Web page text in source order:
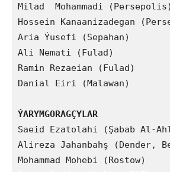
Milad  Mohammadi (Persepolis)
Hossein Kanaanizadegan
Aria Ýusefi (Sepahan)
Ali Nemati (Fulad)
Ramin Rezaeian (Fulad)
Danial Eiri (Malawan)
ÝARYMGORAGÇYLAR
Saeid Ezatolahi (Şabab Al-
Alireza Jahanbahş (Dender,
Mohammad Mohebi (Rostow)